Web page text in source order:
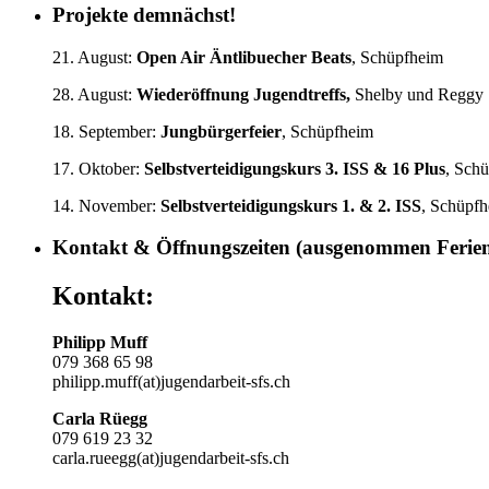
Projekte demnächst!
21. August: Open Air Äntlibuecher Beats, Schüpfheim
28. August: Wiederöffnung Jugendtreffs, Shelby und Reggy
18. September: Jungbürgerfeier, Schüpfheim
17. Oktober: Selbstverteidigungskurs 3. ISS & 16 Plus,
14. November: Selbstverteidigungskurs 1. & 2. ISS,
Kontakt & Öffnungszeiten (ausgenommen
Kontakt:
Philipp Muff
079 368 65 98
philipp.muff(at)jugendarbeit-sfs.ch
Carla Rüegg
079 619 23 32
carla.rueegg(at)jugendarbeit-sfs.ch